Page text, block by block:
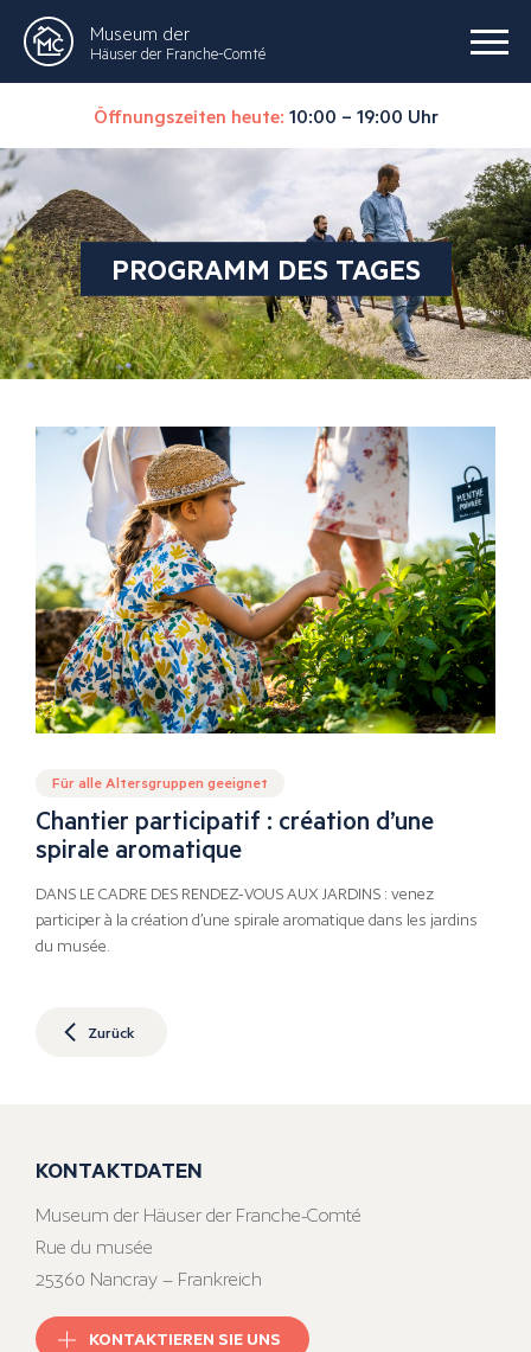
Museum der
Häuser der Franche-Comté
Öffnungszeiten heute: 10:00 – 19:00 Uhr
PROGRAMM DES TAGES
Für alle Altersgruppen geeignet
Chantier participatif : création d’une
spirale aromatique
DANS LE CADRE DES RENDEZ-VOUS AUX JARDINS : venez
participer à la création d’une spirale aromatique dans les jardins
du musée.
Zurück
KONTAKTDATEN
Museum der Häuser der Franche-Comté
Rue du musée
25360 Nancray – Frankreich
KONTAKTIEREN SIE UNS